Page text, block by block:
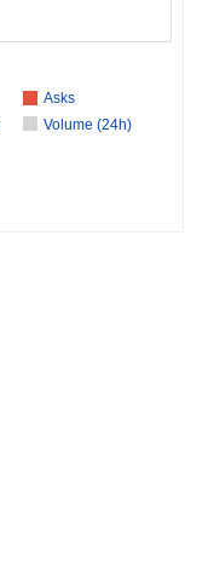
Asks
Volume (24h)